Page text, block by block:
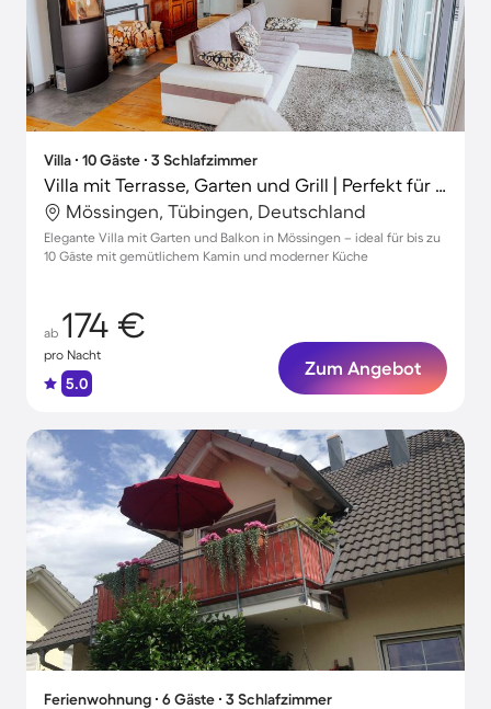
Villa ∙ 10 Gäste ∙ 3 Schlafzimmer
Villa mit Terrasse, Garten und Grill | Perfekt für die Arbeit von Zuhause
Mössingen, Tübingen, Deutschland
Elegante Villa mit Garten und Balkon in Mössingen – ideal für bis zu
10 Gäste mit gemütlichem Kamin und moderner Küche
ab 174 €
pro Nacht
5.0
Zum Angebot
Ferienwohnung ∙ 6 Gäste ∙ 3 Schlafzimmer